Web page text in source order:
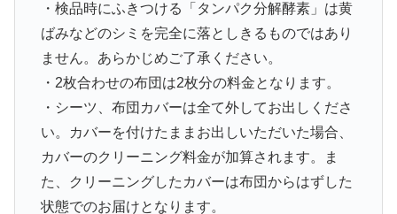
・検品時にふきつける「タンパク分解酵素」は黄
ばみなどのシミを完全に落としきるものではあり
ません。あらかじめご了承ください。
・ 2枚合わせの布団は2枚分の料金となります。
・ シーツ、布団カバーは全て外してお出しくださ
い。
カバーを付けたままお出しいただいた場合、
カバーのクリーニング料金が加算されます。ま
た、クリーニングしたカバーは布団からはずした
状態でのお届けとなります。